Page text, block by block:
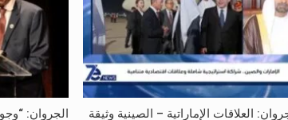
العلاقات الإماراتية – الصينية وثيقة
الجروان: